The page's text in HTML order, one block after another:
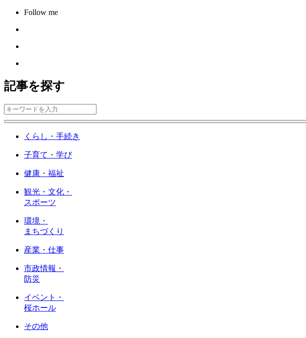
Follow me
記事を探す
くらし・手続き
子育て・学び
健康・福祉
観光・文化・
スポーツ
環境・
まちづくり
産業・仕事
市政情報・
防災
イベント・
桜ホール
その他